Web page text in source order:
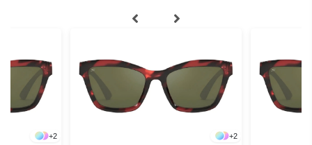
+2 +2